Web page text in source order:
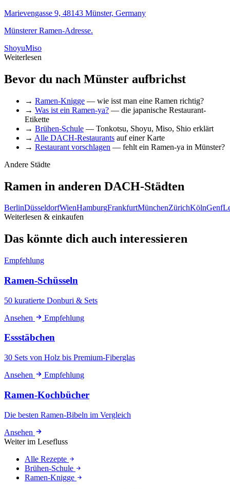
Marievengasse 9, 48143 Münster, Germany
Münsterer Ramen-Adresse.
ShoyuMiso
Weiterlesen
Bevor du nach Münster aufbrichst
→ Ramen-Knigge — wie isst man eine Ramen richtig?
→ Was ist ein Ramen-ya? — die japanische Restaurant-
Etikette
→ Brühen-Schule — Tonkotsu, Shoyu, Miso, Shio erklärt
→ Alle DACH-Restaurants auf einer Karte
→ Restaurant vorschlagen — fehlt ein Ramen-ya in Münster?
Andere Städte
Ramen in anderen DACH-Städten
BerlinDüsseldorfWienHamburgFrankfurtMünchenZürichKölnGenf
Weiterlesen & einkaufen
Das könnte dich auch interessieren
Empfehlung
Ramen-Schüsseln
50 kuratierte Donburi & Sets
Ansehen
Empfehlung
Essstäbchen
30 Sets von Holz bis Premium-Fiberglas
Ansehen
Empfehlung
Ramen-Kochbücher
Die besten Ramen-Bibeln im Vergleich
Ansehen
Weiter im Lesefluss
Alle Rezepte
Brühen-Schule
Ramen-Knigge